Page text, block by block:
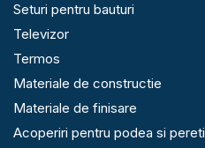
Seturi pentru bauturi
Televizor
Termos
Materiale de constructie
Materiale de finisare
Acoperiri pentru podea si pereti